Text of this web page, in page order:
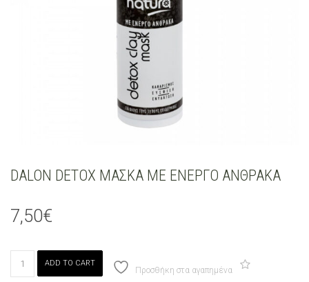
DALON DETOX MAΣΚΑ ΜΕ ΕΝΕΡΓΟ ΑΝΘΡΑΚΑ
7,50€
DETOX
ADD TO CART
Προσθήκη στα αγαπημένα